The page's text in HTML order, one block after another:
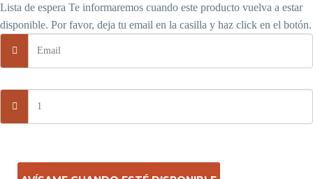
Lista de espera Te informaremos cuando este producto vuelva a estar
disponible. Por favor, deja tu email en la casilla y haz click en el botón.